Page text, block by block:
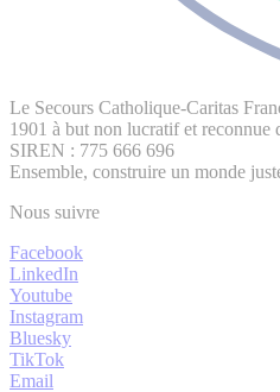
Le Secours Catholique-Caritas
1901 à but non lucratif et reconnue
SIREN : 775 666 696
Ensemble, construire un monde
Nous suivre
Facebook
LinkedIn
Youtube
Instagram
Bluesky
TikTok
Email